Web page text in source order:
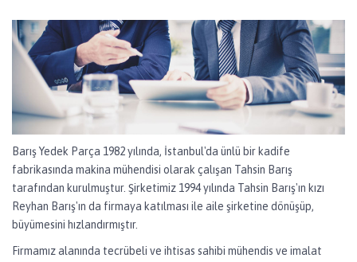
Barış Yedek Parça 1982 yılında, İstanbul'da ünlü bir kadife
fabrikasında makina mühendisi olarak çalışan Tahsin Barış
tarafından kurulmuştur. Şirketimiz 1994 yılında Tahsin Barış'ın kızı
Reyhan Barış'ın da firmaya katılması ile aile şirketine dönüşüp,
büyümesini hızlandırmıştır.
Firmamız alanında tecrübeli ve ihtisas sahibi mühendis ve imalat